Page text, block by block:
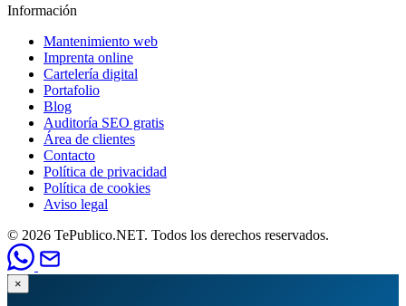
Información
Mantenimiento web
Imprenta online
Cartelería digital
Portafolio
Blog
Auditoría SEO gratis
Área de clientes
Contacto
Política de privacidad
Política de cookies
Aviso legal
© 2026 TePublico.NET. Todos los derechos reservados.
×